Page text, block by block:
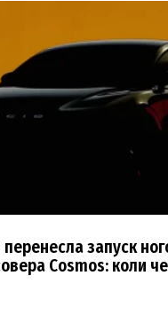
запуск
Cosmos: коли